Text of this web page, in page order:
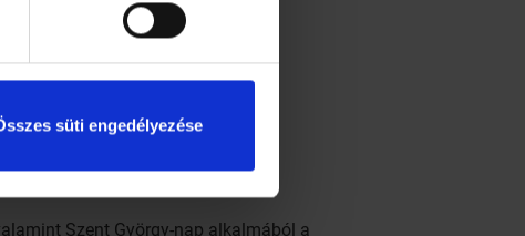
süti engedélyezése
Magyarország az Európai Unió
azokat a leginkább
között osztják ki.
Szent György-nap alkalmából a